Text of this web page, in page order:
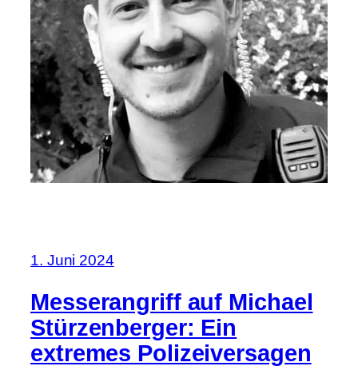
1. Juni 2024
Messerangriff auf Michael
Stürzenberger: Ein
extremes Polizeiversagen